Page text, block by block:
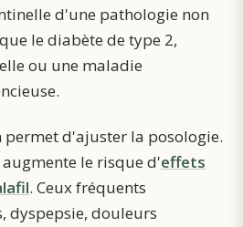
d'une pathologie non
le diabète de type 2,
ou une maladie
d'ajuster la posologie.
le risque d'effets
. Ceux fréquents
dyspepsie, douleurs